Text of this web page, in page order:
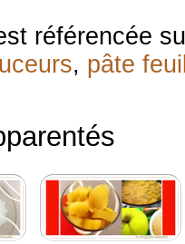
référencée
, pâte